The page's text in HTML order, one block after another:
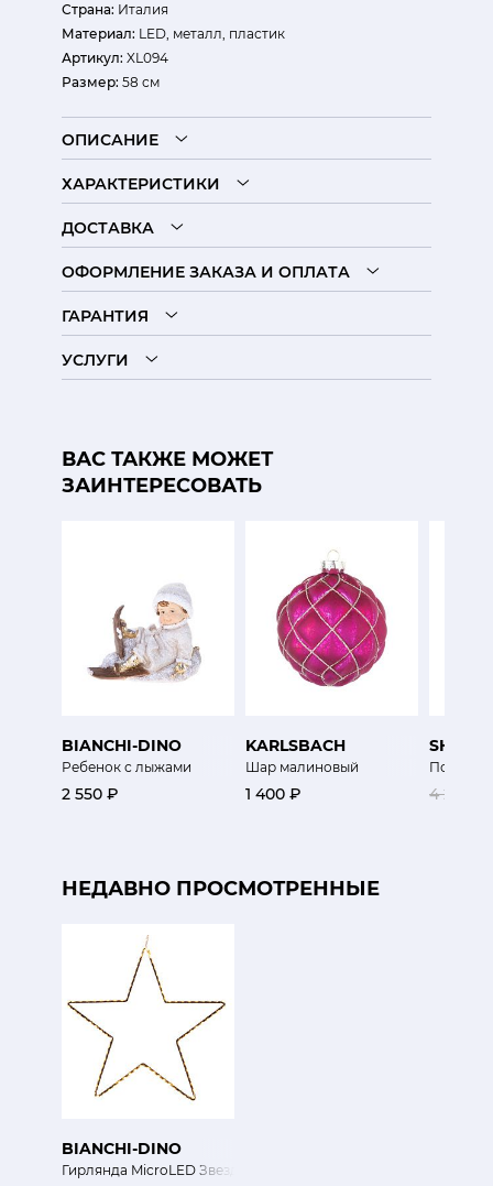
Страна: Италия
Материал: LED, металл, пластик
Артикул: XL094
Размер: 58 см
ОПИСАНИЕ
ХАРАКТЕРИСТИКИ
ДОСТАВКА
ОФОРМЛЕНИЕ ЗАКАЗА И ОПЛАТА
ГАРАНТИЯ
УСЛУГИ
ВАС ТАКЖЕ МОЖЕТ
ЗАИНТЕРЕСОВАТЬ
BIANCHI-DINO
Ребенок с лыжами
2 550 ₽
KARLSBACH
Шар малиновый
1 400 ₽
SHISHI
4 200 ₽
НЕДАВНО ПРОСМОТРЕННЫЕ
BIANCHI-DINO
Гирлянда MicroLED Звезда 58 см